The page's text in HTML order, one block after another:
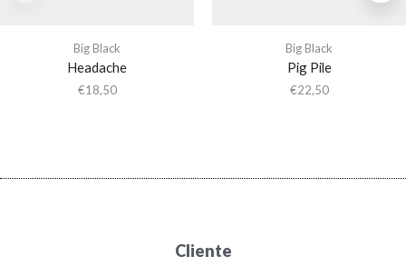
Big Black
Headache
€18,50
Big Black
Pig Pile
€22,50
Cliente